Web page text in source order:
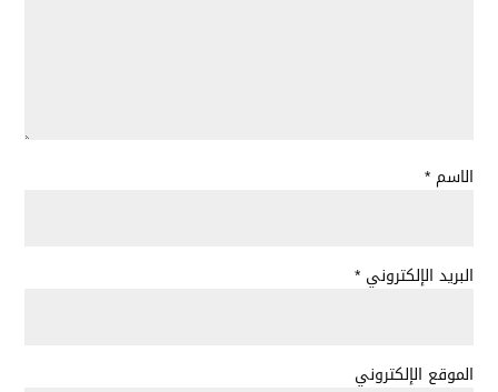
الاسم *
البريد الإلكتروني *
الموقع الإلكتروني